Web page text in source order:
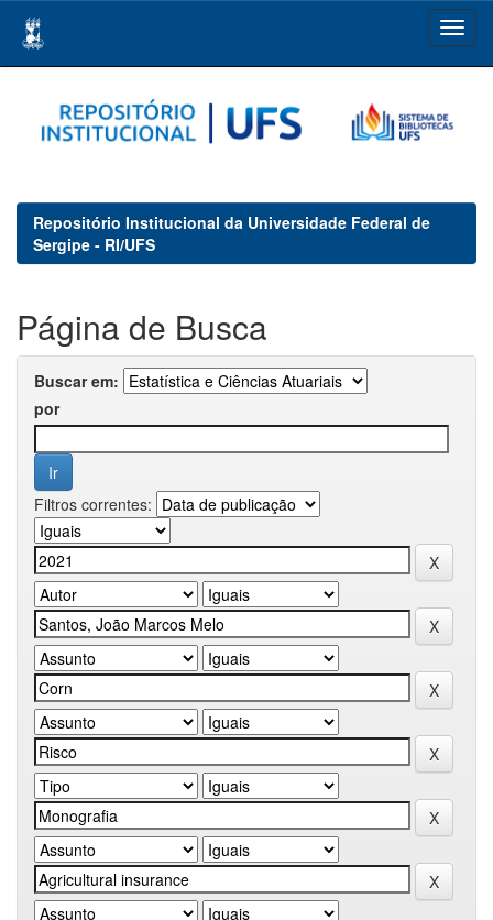
navigation
Repositório Institucional da Universidade Federal de
Sergipe - RI/UFS
Página de Busca
Buscar em:
por
Filtros correntes: